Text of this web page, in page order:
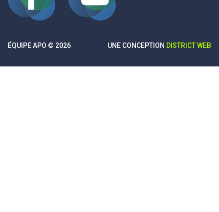
ÉQUIPE APO © 2026 UNE CONCEPTION DISTRICT WEB